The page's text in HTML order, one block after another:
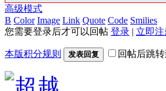
高级模式
B Color Image Link Quote Code Smilies
您需要登录后才可以回帖 登录 | 立即
本版积分规则 发表回复 回帖后跳